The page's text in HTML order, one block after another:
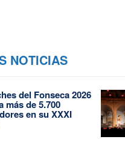
NOTICIAS
del Fonseca 2026
más de 5.700
en su XXXI